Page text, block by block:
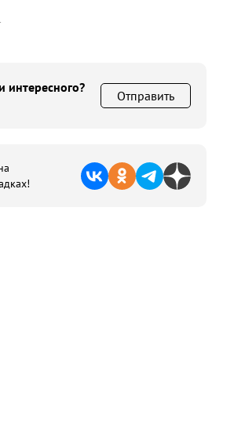
интересного?
Отправить